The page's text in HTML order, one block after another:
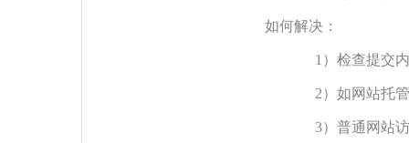
如何解决：
1）检查提交
2）如网站托
3）普通网站